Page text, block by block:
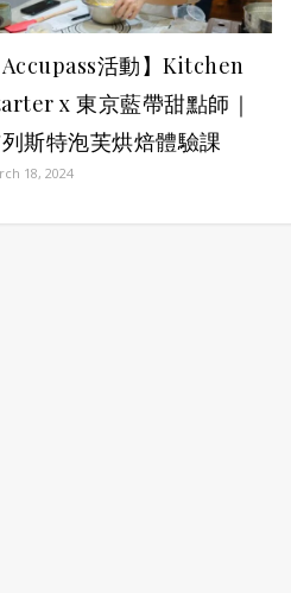
Accupass活動】Kitchen
x 東京藍帶甜點師｜
斯特泡芙烘焙體驗課
18, 2024